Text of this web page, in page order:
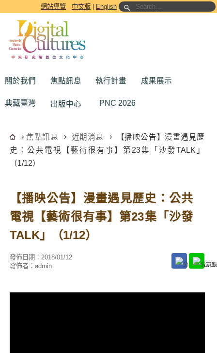
跳到主要內容區塊網站導覽 中文版 English
關於我們 焦點訊息 執行計畫 成果展示
典藏臺灣 出版中心 PNC 2026
焦點訊息 近期消息
【播映公告】漫畫遇見歷
史：公共電視【藝術很有事】第23集「沙發TALK」
（1/12）
【播映公告】漫畫遇見歷史：公共
電視【藝術很有事】第23集「沙發
TALK」（1/12）
發佈日期： 2018/01/12
發佈者： admin